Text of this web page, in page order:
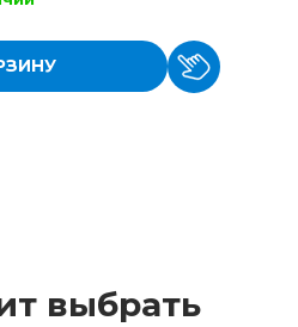
выбрать